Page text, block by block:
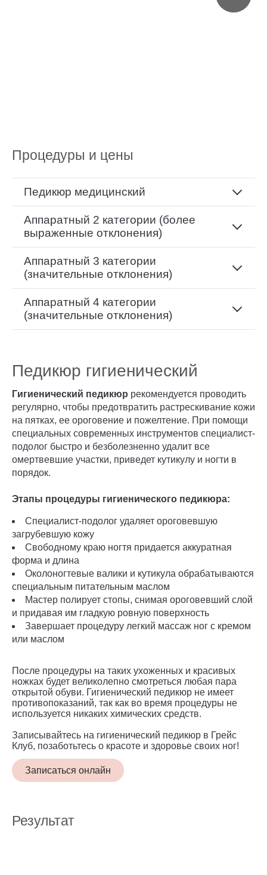
Процедуры и цены
Педикюр медицинский
Аппаратный 2 категории (более
выраженные отклонения)
Аппаратный 3 категории
(значительные отклонения)
Аппаратный 4 категории
(значительные отклонения)
Педикюр гигиенический
Гигиенический педикюр рекомендуется проводить
регулярно, чтобы предотвратить растрескивание кожи
на пятках, ее ороговение и пожелтение. При помощи
специальных современных инструментов специалист-
подолог быстро и безболезненно удалит все
омертвевшие участки, приведет кутикулу и ногти в
порядок.
Этапы процедуры гигиенического педикюра:
Специалист-подолог удаляет ороговевшую
загрубевшую кожу
Свободному краю ногтя придается аккуратная
форма и длина
Околоногтевые валики и кутикула обрабатываются
специальным питательным маслом
Мастер полирует стопы, снимая ороговевший слой
и придавая им гладкую ровную поверхность
Завершает процедуру легкий массаж ног с кремом
или маслом
После процедуры на таких ухоженных и красивых
ножках будет великолепно смотреться любая пара
открытой обуви. Гигиенический педикюр не имеет
противопоказаний, так как во время процедуры не
используется никаких химических средств.
Записывайтесь на гигиенический педикюр в Грейс
Клуб, позаботьтесь о красоте и здоровье своих ног!
Записаться онлайн
Результат